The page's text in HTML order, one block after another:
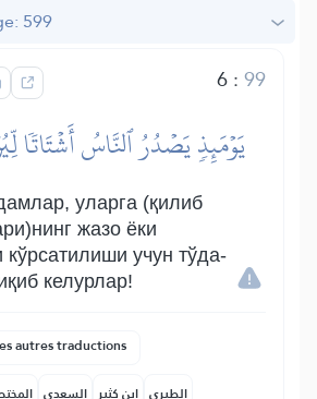
599
6:99
يَوۡمَئِذٖ يَصۡدُرُ ٱلنَّاسُ أَشۡتَاتٗا
уларга (қилиб
жазо ёки
учун тўда-
келурлар!
autres traductions
السعدي ابن كثير الطبري